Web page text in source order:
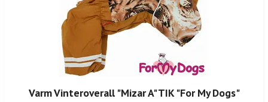
Varm Vinteroverall "Mizar A" TIK "For My Dogs"